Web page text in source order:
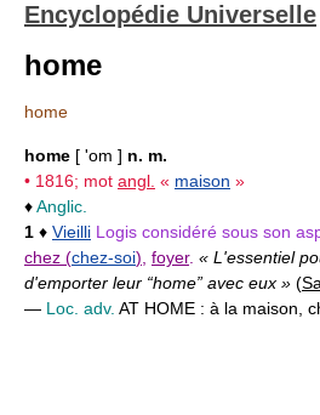
Encyclopédie Universelle
home
home
home [ 'om ] n. m.
• 1816; mot angl. « maison »
♦Anglic.
1 ♦ Vieilli Logis considéré sous son
chez (chez-soi) foyer. « L'essentiel
d'emporter leur “home” avec eux » (
— Loc. adv. AT HOME : à la maison,